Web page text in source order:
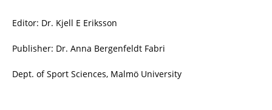
Editor: Dr. Kjell E Eriksson
Publisher: Dr. Anna Bergenfeldt Fabri
Dept. of Sport Sciences, Malmö University